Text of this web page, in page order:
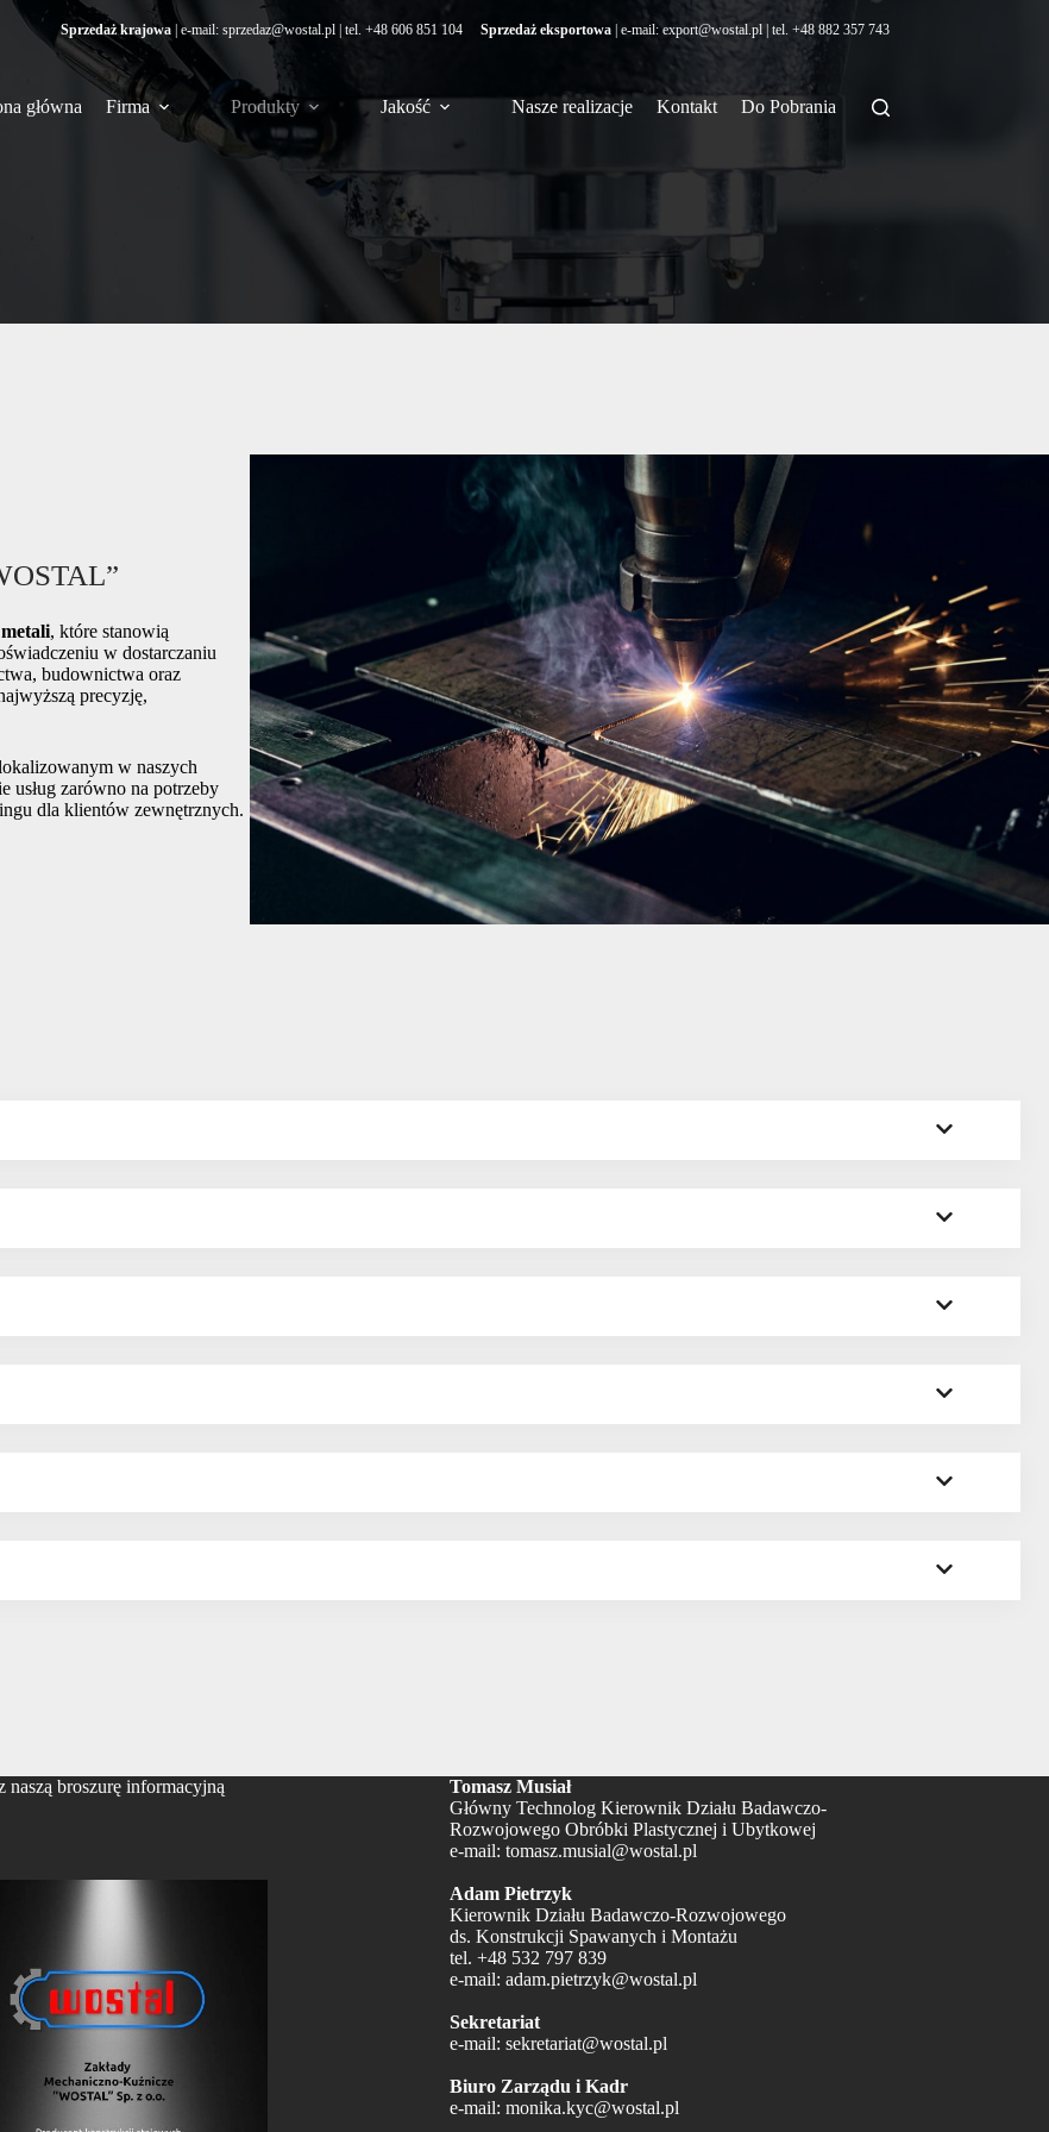
Sprzedaż krajowa| e-mail: sprzedaz@wostal.pl| tel. +48 606 851 104 Sprzedaż eksportowa| e-mail:export@wostal.pl| tel. +48 882 357 743
główna Firma Produkty Jakość Nasze realizacje Kontakt Do Pobrania
, które stanowią
w dostarczaniu
budownictwa oraz
precyzję,
w naszych
usług zarówno na potrzeby
dla klientów zewnętrznych.
naszą broszurę informacyjną
Tomasz Musiał
Główny Technolog Kierownik Działu Badawczo-
Rozwojowego Obróbki Plastycznej i Ubytkowej
e-mail: tomasz.musial@wostal.pl
Adam Pietrzyk
Kierownik Działu Badawczo-Rozwojowego
ds. Konstrukcji Spawanych i Montażu
tel. +48 532 797 839
e-mail: adam.pietrzyk@wostal.pl
Sekretariat
e-mail: sekretariat@wostal.pl
Biuro Zarządu i Kadr
e-mail: monika.kyc@wostal.pl